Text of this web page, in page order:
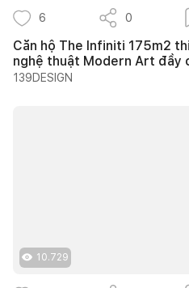
6 0
Căn hộ The Infiniti 175m2
nghệ thuật Modern Art đầy
139DESIGN
10.729